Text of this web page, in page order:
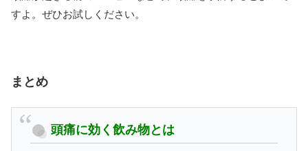
すよ。ぜひお試しください。
まとめ
頭痛に効く飲み物とは